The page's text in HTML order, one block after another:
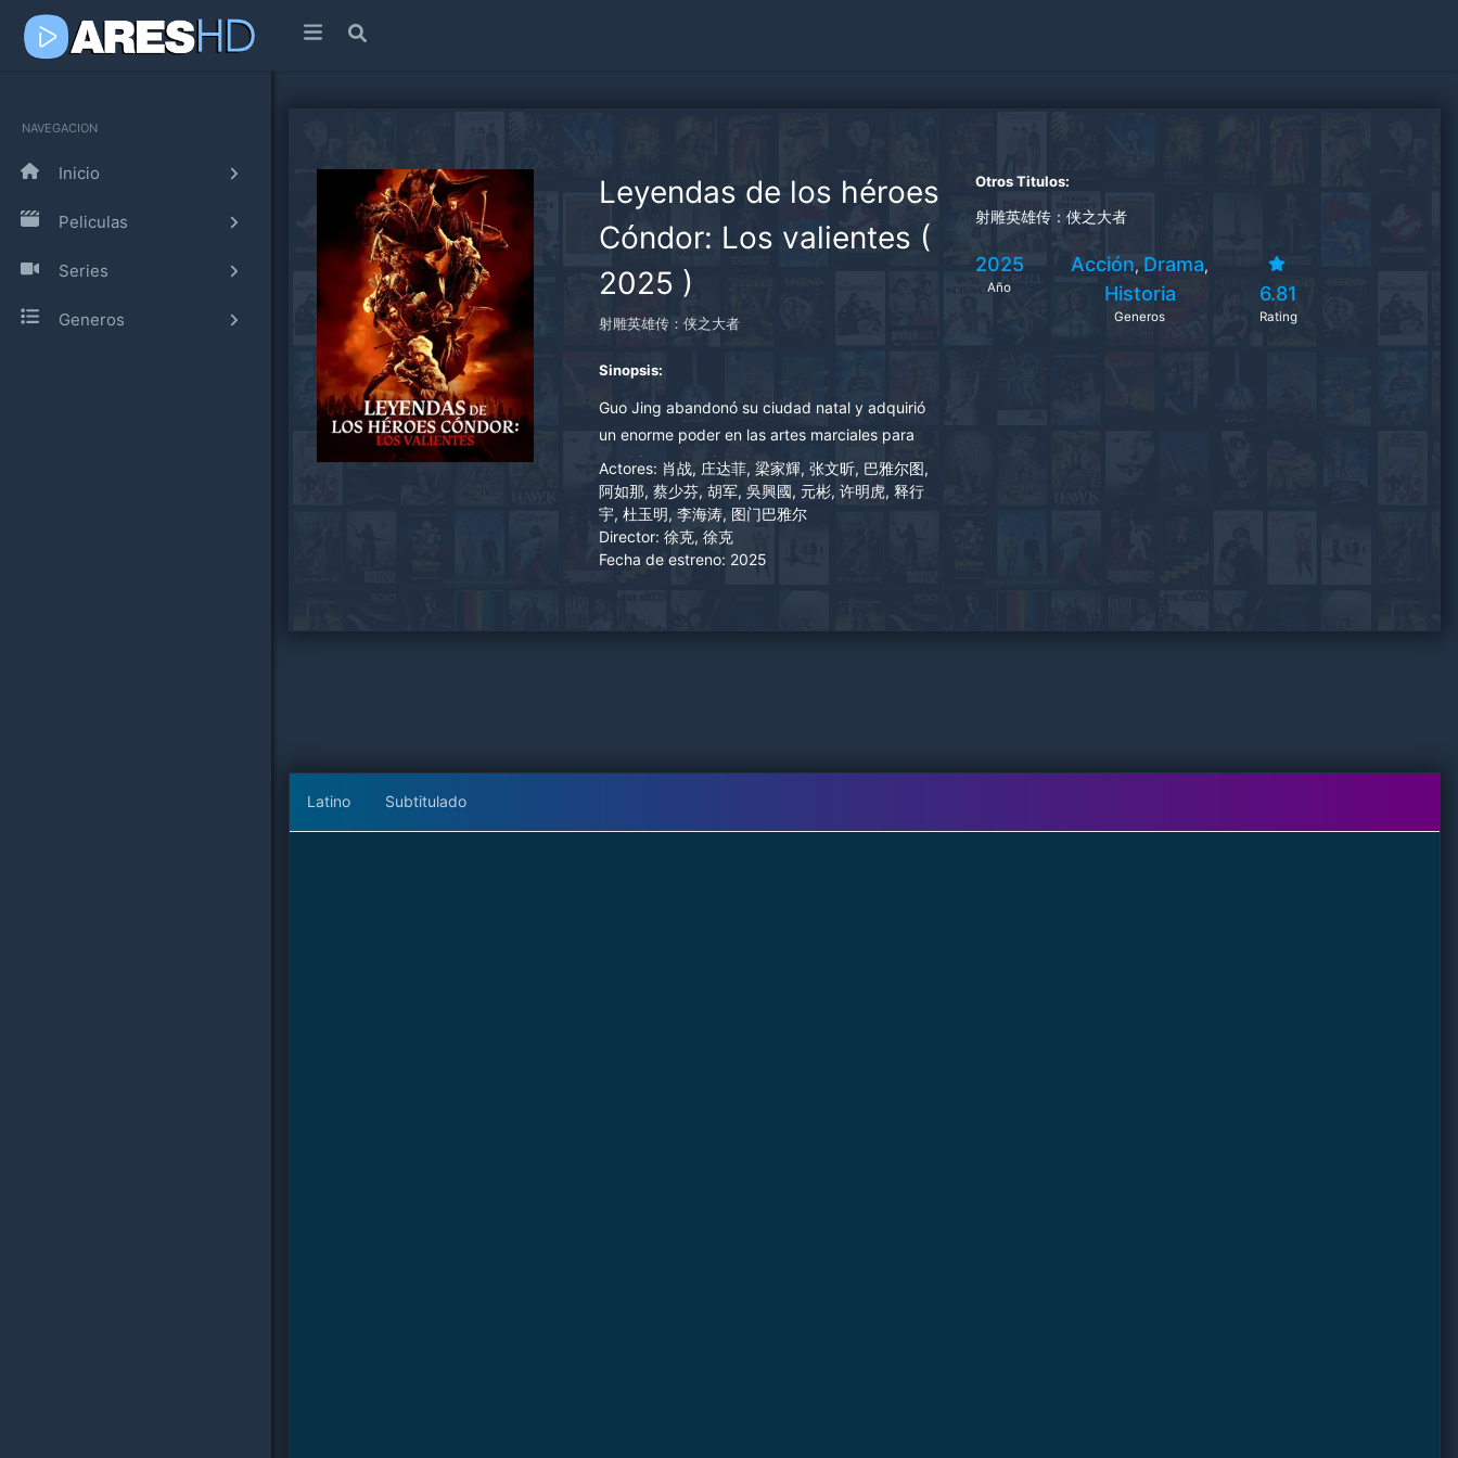
NAVEGACION
Inicio
Peliculas
Series
Generos
Leyendas de los héroes
Cóndor: Los valientes (
2025 )
射雕英雄传：侠之大者
Sinopsis:
Guo Jing abandonó su ciudad natal y adquirió
un enorme poder en las artes marciales para
cambiar su destino. Aunque era valorado por los
maestros de kung fu que transmitieron las artes
marciales sin parangón en el mundo "Manual de
los Nueve Yin" y "Dieciocho Palmas
Subyugadoras del Dragón", se formaron celos
Actores: 肖战, 庄达菲, 梁家輝, 张文昕, 巴雅尔图,
阿如那, 蔡少芬, 胡军, 吳興國, 元彬, 许明虎, 释行
宇, 杜玉明, 李海涛, 图门巴雅尔
Director: 徐克, 徐克
Fecha de estreno: 2025
Otros Titulos:
射雕英雄传：侠之大者
2025
Año
Acción, Drama,
Historia
Generos
6.81
Rating
Latino Subtitulado